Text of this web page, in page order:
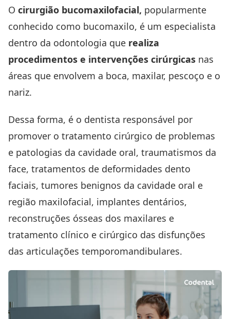
O cirurgião bucomaxilofacial, popularmente
conhecido como bucomaxilo, é um especialista
dentro da odontologia que realiza
procedimentos e intervenções cirúrgicas nas
áreas que envolvem a boca, maxilar, pescoço e o
nariz.
Dessa forma, é o dentista responsável por
promover o tratamento cirúrgico de problemas
e patologias da cavidade oral, traumatismos da
face, tratamentos de deformidades dento
faciais, tumores benignos da cavidade oral e
região maxilofacial, implantes dentários,
reconstruções ósseas dos maxilares e
tratamento clínico e cirúrgico das disfunções
das articulações temporomandibulares.